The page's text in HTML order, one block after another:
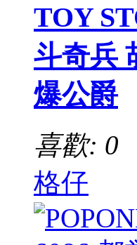
TOY
斗奇兵
爆公爵
喜歡: 0
格仔